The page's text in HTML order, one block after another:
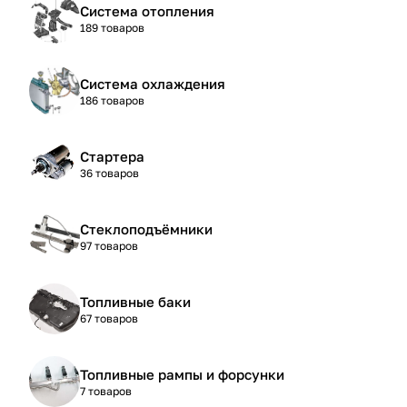
Система отопления
189 товаров
Система охлаждения
186 товаров
Стартера
36 товаров
Стеклоподъёмники
97 товаров
Топливные баки
67 товаров
Топливные рампы и форсунки
7 товаров